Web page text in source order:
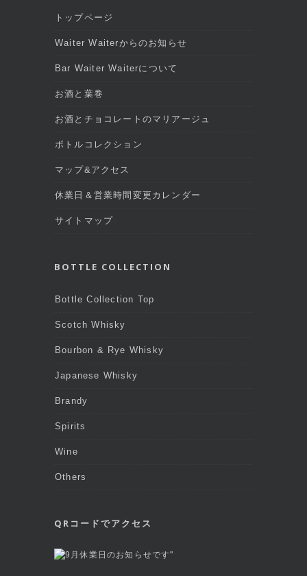
トップページ
Waiter Waiterからのお知らせ
Bar Waiter Waiterについて
お酒と葉巻
お酒とチョコレートのマリアージュ
ボトルコレクション
マップ&アクセス
休業日＆営業時間変更カレンダー
サイトマップ
BOTTLE COLLECTION
Bottle Collection Top
Scotch Whisky
Bourbon & Rye Whisky
Japanese Whisky
Brandy
Spirits
Wine
Others
QRコードでアクセス